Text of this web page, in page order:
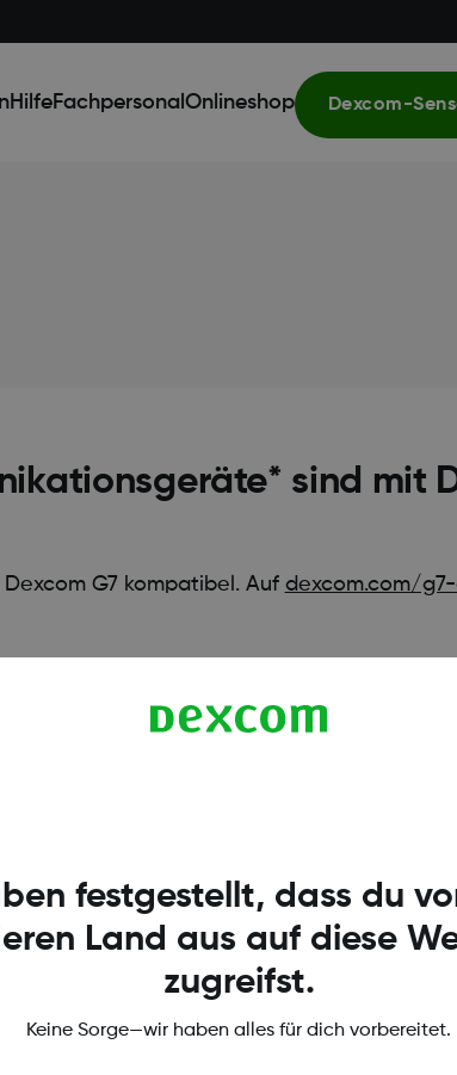
HilfeFachpersonal Onlineshop Dexcom-
sind mit
G7 kompatibel. Auf dexcom.com/
festgestellt, dass du
Land aus auf diese
zugreifst.
Keine Sorge—wir haben alles für dich vorbereitet.